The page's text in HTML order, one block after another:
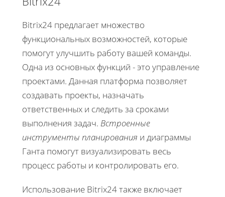
Bitrix24 предлагает множество
функциональных возможностей, которые
помогут улучшить работу вашей команды.
Одна из основных функций - это управление
проектами. Данная платформа позволяет
создавать проекты, назначать
ответственных и следить за сроками
выполнения задач. Встроенные
инструменты планирования и диаграммы
Ганта помогут визуализировать весь
процесс работы и контролировать его.
Использование Bitrix24 также включает